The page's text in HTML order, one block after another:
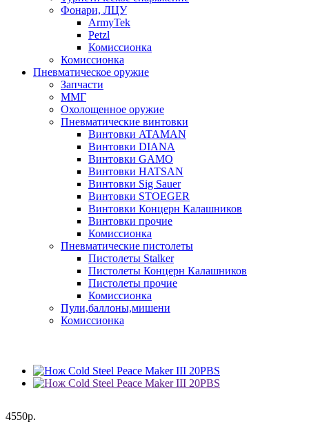
Фонари, ЛЦУ
ArmyTek
Petzl
Комиссионка
Комиссионка
Пневматическое оружие
Запчасти
ММГ
Охолощенное оружие
Пневматические винтовки
Винтовки ATAMAN
Винтовки DIANA
Винтовки GAMO
Винтовки HATSAN
Винтовки Sig Sauer
Винтовки STOEGER
Винтовки Концерн Калашников
Винтовки прочие
Комиссионка
Пневматические пистолеты
Пистолеты Stalker
Пистолеты Концерн Калашников
Пистолеты прочие
Комиссионка
Пули,баллоны,мишени
Комиссионка
4550р.